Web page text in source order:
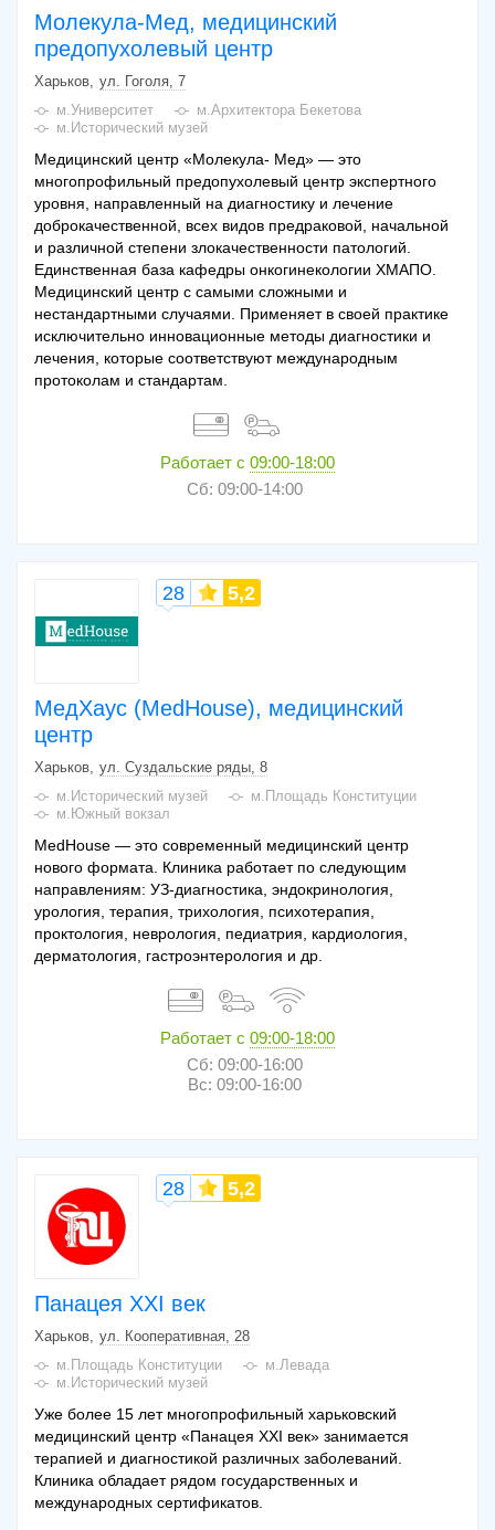
Молекула-Мед, медицинский
предопухолевый центр
Харьков ул. Гоголя, 7
м.Университет
м.Архитектора Бекетова
м.Исторический музей
Медицинский центр «Молекула- Мед» — это
многопрофильный предопухолевый центр экспертного
уровня, направленный на диагностику и лечение
доброкачественной, всех видов предраковой, начальной
и различной степени злокачественности патологий.
Единственная база кафедры онкогинекологии ХМАПО.
Медицинский центр с самыми сложными и
нестандартными случаями. Применяет в своей практике
исключительно инновационные методы диагностики и
лечения, которые соответствуют международным
протоколам и стандартам.
Работает с 09:00-18:00
Сб: 09:00-14:00
МедХаус (MedHouse), медицинский
центр
28 5,2
Харьков ул. Суздальские ряды, 8
м.Исторический музей
м.Площадь Конституции
м.Южный вокзал
MedHouse — это современный медицинский центр
нового формата. Клиника работает по следующим
направлениям: УЗ-диагностика, эндокринология,
урология, терапия, трихология, психотерапия,
проктология, неврология, педиатрия, кардиология,
дерматология, гастроэнтерология и др.
Работает с 09:00-18:00
Сб: 09:00-16:00
Вс: 09:00-16:00
Панацея XXI век
28 5,2
Харьков ул. Кооперативная, 28
м.Площадь Конституции
м.Левада
м.Исторический музей
Уже более 15 лет многопрофильный харьковский
медицинский центр «Панацея XXI век» занимается
терапией и диагностикой различных заболеваний.
Клиника обладает рядом государственных и
международных сертификатов.